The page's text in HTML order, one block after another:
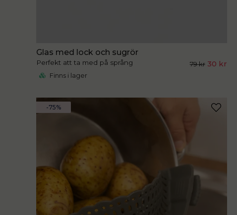
Glas med lock och sugrör
Perfekt att ta med på språng 79 kr 30 kr
Finns i lager
-75%